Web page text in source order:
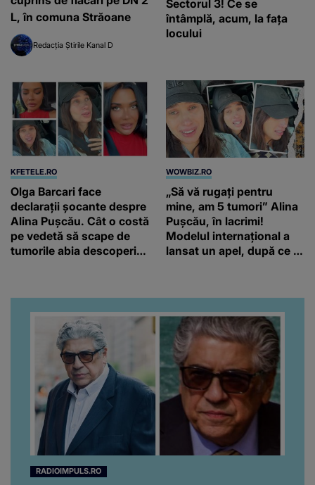
L, în comuna Străoane
Redacția Știrile Kanal D
Sectorul 3! Ce se
întâmplă, acum, la fața
locului
KFETELE.RO
Olga Barcari face
declarații șocante despre
Alina Pușcău. Cât o costă
pe vedetă să scape de
tumorile abia descoperite
fonduri.”
WOWBIZ.RO
„Să vă rugați pentru
mine, am 5 tumori” Alina
Pușcău, în lacrimi!
Modelul internațional a
lansat un apel, după ce a
RADIOIMPULS.RO